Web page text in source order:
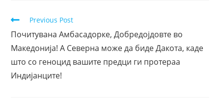
Previous Post
Почитувана Амбасадорке, Добредојдовте во
Македонија! А Северна може да биде Дакота, каде
што со геноцид вашите предци ги протераа
Индијанците!